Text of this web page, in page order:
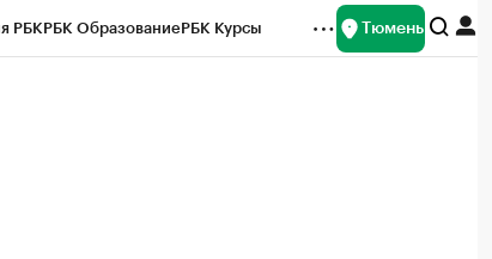
РБКРБК ОбразованиеРБК Курсы Тюмень